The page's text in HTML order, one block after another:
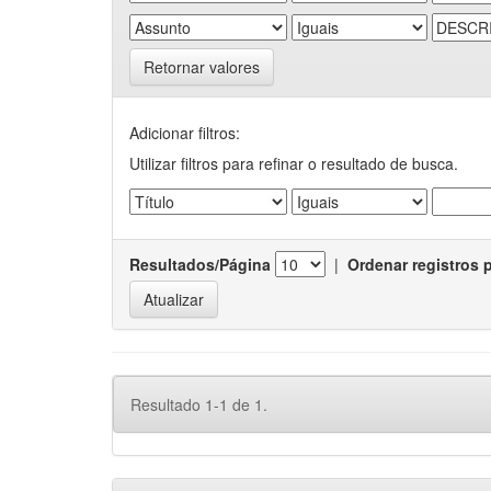
Retornar valores
Adicionar filtros:
Utilizar filtros para refinar o resultado de busca.
Resultados/Página | Ordenar registros
Resultado 1-1 de 1.